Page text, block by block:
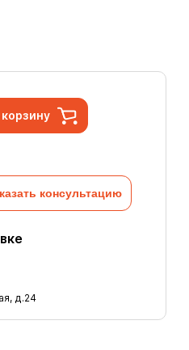
корзину
консультацию
д.24